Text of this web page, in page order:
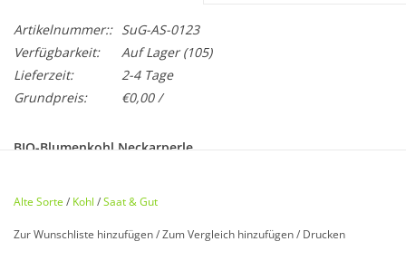
Artikelnummer:: SuG-AS-0123
Verfügbarkeit:
Auf Lager(105)
Lieferzeit:
2-4 Tage
Grundpreis:
€0,00 /
BIO-Blumenkohl Neckarperle
Alte Sorte / Kohl /Saat & Gut
Zur Wunschliste hinzufügen/Zum Vergleich hinzufügen/ Drucken